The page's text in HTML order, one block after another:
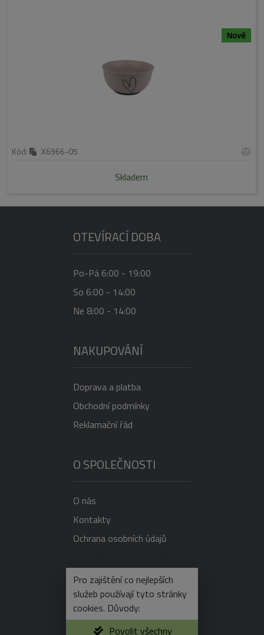
Nové
Kód: X6966-05
Skladem
OTEVÍRACÍ DOBA
Po-Pá 6:00 - 19:00
So 6:00 - 14:00
Ne 8:00 - 14:00
NAKUPOVÁNÍ
Doprava a platba
Obchodní podmínky
Reklamační řád
O SPOLEČNOSTI
O nás
Kontakty
Ochrana osobních údajů
NEVÍTE SI RADY?
+420 725 596 750
Pro zajištění co nejlepších
služeb používají tyto stránky
cookies. Důvody:
Povolit všechny